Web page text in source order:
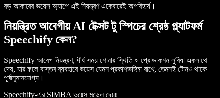
বড় আকারের ভয়েস অ্যাপে এই নিয়ন্ত্রণ একেবারেই অপরিহার্য।
নিয়ন্ত্রিত আবেগীয় AI টেক্সট টু স্পিচের শ্রেষ্ঠ প্ল্যাটফর্ম
Speechify কেন?
Speechify আবেগ নিয়ন্ত্রণ, দীর্ঘ সময় শোনার স্থিতি ও প্রোডাকশন সুবিধা একসাথে
দেয়, যার ফলে বাস্তব ব্যবহারে ভয়েস যেমন প্রকাশভঙ্গিমা রাখে, তেমনই টোনও থাকে
পূর্বানুমানযোগ্য।
Speechify-এর SIMBA ভয়েস মডেল দেয়ঃ